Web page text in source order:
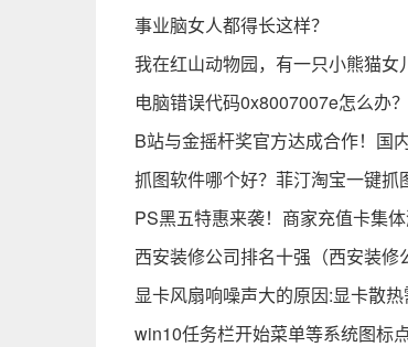
事业脑女人都得长这样？
我在红山动物园，有一只小熊猫女
电脑错误代码0x8007007e怎么办
B站与金摇杆奖官方达成合作！国
抓图软件哪个好？菲汀淘宝一键抓
PS黑五特惠来袭！商家充值卡集
西安装修公司排名十强（西安装修
显卡风扇响噪声大的原因:显卡散
win10任务栏开始菜单等系统图标